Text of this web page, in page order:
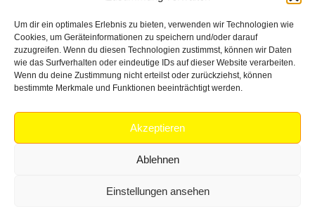
Um dir ein optimales Erlebnis zu bieten, verwenden wir Technologien wie
Cookies, um Geräteinformationen zu speichern und/oder darauf
zuzugreifen. Wenn du diesen Technologien zustimmst, können wir Daten
wie das Surfverhalten oder eindeutige IDs auf dieser Website verarbeiten.
Wenn du deine Zustimmung nicht erteilst oder zurückziehst, können
bestimmte Merkmale und Funktionen beeinträchtigt werden.
Akzeptieren
Ablehnen
Einstellungen ansehen
BITCOIN: DAS BETRIEBSSYSTEM DER FREIHEIT ODER
DIE BLAUPAUSE DER DIGITALEN MATRIX?
INSTAGRAM FEED
[instagram-feed num=6 cols=3 imagepadding=8 imageres=thumb
disablemobile=true showheader=false showbutton=false]
GOLD UND EDELMETALLSPARPLÄNE